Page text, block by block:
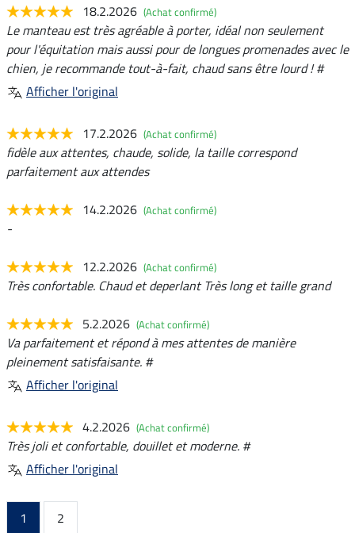
18.2.2026 (Achat confirmé)
Le manteau est très agréable à porter, idéal non seulement
pour l'équitation mais aussi pour de longues promenades avec le
chien, je recommande tout-à-fait, chaud sans être lourd ! #
Afficher l'original
17.2.2026 (Achat confirmé)
fidèle aux attentes, chaude, solide, la taille correspond
parfaitement aux attendes
14.2.2026 (Achat confirmé)
-
12.2.2026 (Achat confirmé)
Très confortable. Chaud et deperlant Très long et taille grand
5.2.2026 (Achat confirmé)
Va parfaitement et répond à mes attentes de manière
pleinement satisfaisante. #
Afficher l'original
4.2.2026 (Achat confirmé)
Très joli et confortable, douillet et moderne. #
Afficher l'original
1
2